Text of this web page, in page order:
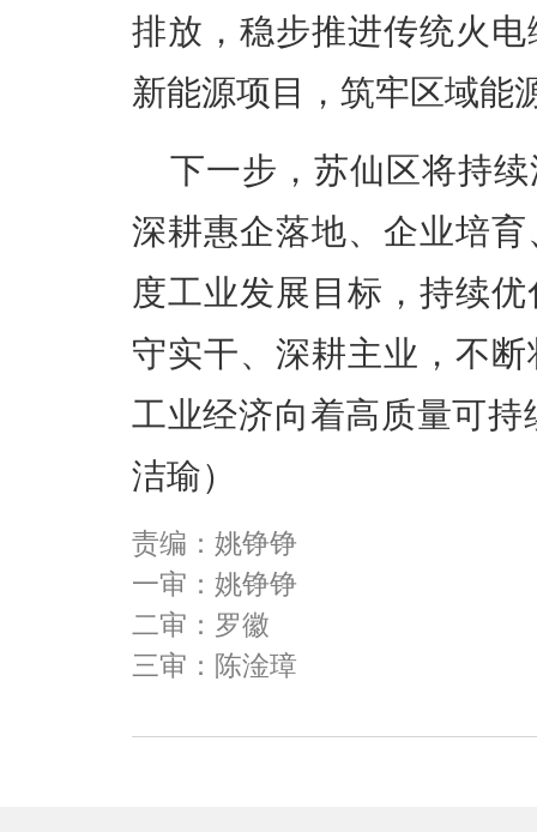
排放，稳步推进传统火
新能源项目，筑牢区域能
下一步，苏仙区将持
深耕惠企落地、企业培
度工业发展目标，持续
守实干、深耕主业，不
工业经济向着高质量可
洁瑜）
责编：姚铮铮
一审：姚铮铮
二审：罗徽
三审：陈淦璋